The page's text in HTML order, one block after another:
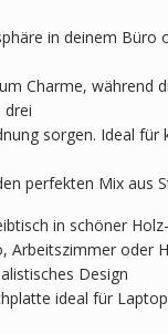
in deinem Büro
Charme, während
drei
sorgen. Ideal für
perfekten Mix aus
in schöner
Arbeitszimmer oder
Design
ideal für